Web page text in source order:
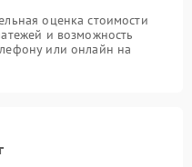
оценка стоимости
и возможность
или онлайн на